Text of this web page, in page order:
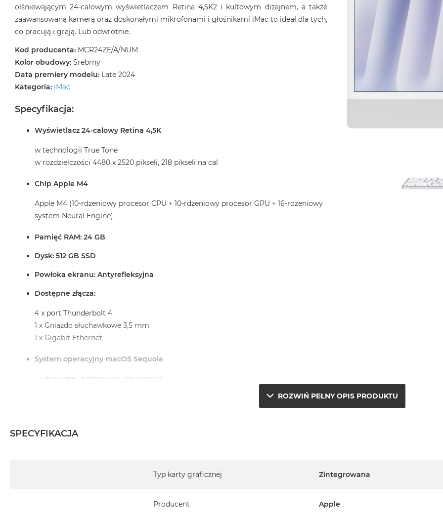
olśniewającym 24‑calowym wyświetlaczem Retina 4,5K2 i kultowym dizajnem, a także
zaawansowaną kamerą oraz doskonałymi mikrofonami i głośnikami iMac to ideał dla tych,
co pracują i grają. Lub odwrotnie.
Kod producenta: MCR24ZE/A/NUM
Kolor obudowy: Srebrny
Data premiery modelu: Late 2024
Kategoria: iMac
Specyfikacja:
Wyświetlacz 24-calowy Retina 4,5K
w technologii True Tone
w rozdzielczości 4480 x 2520 pikseli, 218 pikseli na cal
Chip Apple M4
Apple M4 (10-rdzeniowy procesor CPU + 10-rdzeniowy procesor GPU + 16-rdzeniowy
system Neural Engine)
Pamięć RAM: 24 GB
Dysk: 512 GB SSD
Powłoka ekranu: Antyrefleksyjna
Dostępne złącza:
4 x port Thunderbolt 4
1 x Gniazdo słuchawkowe 3,5 mm
1 x Gigabit Ethernet
System operacyjny macOS Sequoia
- lub nowszy, z darmową aktualizacją.
Realizowaną w każdym autoryzowanym punkcie serwisowym Apple na terenie
ROZWIŃ PEŁNY OPIS PRODUKTU
SPECYFIKACJA
Typ karty graficznej
Zintegrowana
Producent Apple